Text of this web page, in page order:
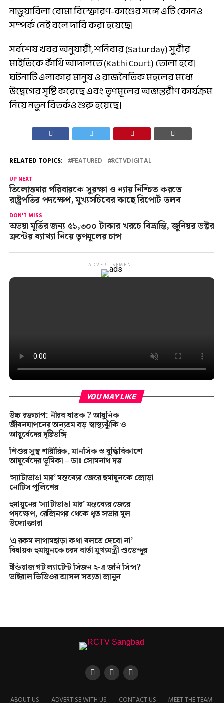
নাড়ুয়াবিলা বোমা বিস্ফোরণ-কাণ্ডের সঙ্গে এটি কোনও
সম্পর্ক নেই বলে দাবি করা হয়েছে।
সর্বশেষ খবর অনুযায়ী, শনিবার (Saturday) সুবীর
মাইতিকে কাঁথি আদালতে (Kathi Court) তোলা হবে।
ঘটনাটি এলাকার মানুষ ও রাজনৈতিক মহলের মধ্যে
উদ্বেগের সৃষ্টি করেছে এবং তৃণমূলের অভ্যন্তরীণ কার্যক্রম
নিয়ে নতুন বিতর্কও শুরু হয়েছে।
RELATED TOPICS: FEATURED RCTVDIGITAL
UP NEXT
তিলোত্তমার পরিবারকে সুরক্ষা ও ন্যায় নিশ্চিত করতে
রাষ্ট্রপতির পদক্ষেপ, মুখ্যসচিবের কাছে রিপোর্ট তলব
DON'T MISS
অভয়া মূর্তির জন্য ৫১,৩০০ টাকার খরচে বিভ্রান্তি, জুনিয়র ডক্টর
ফ্রন্টের ব্যাখ্যা নিয়ে তৃণমূলের চাপ
ADVERTISEMENT
YOU MAY LIKE
উচ্চ রক্তচাপ: নীরব ঘাতক ? আধুনিক
জীবনযাপনের অন্যতম বড় স্বাস্থ্যঝুঁকি ও
আয়ুর্বেদের দৃষ্টিভঙ্গি
শিশুর সুস্থ শারীরিক, মানসিক ও বুদ্ধিবিকাশে
আয়ুর্বেদের ভূমিকা – ডাঃ সোমনাথ দত্ত
‘স্যাটাভাঙা মার’ মন্তব্যের জেরে হুমায়ুনকে জোড়া
নোটিস পুলিশের
হুমায়ুনের ‘স্যাটাভাঙা মার’ মন্তব্যের জেরে
পদক্ষেপ, রেজিনগর থেকে ধৃত সভার মূল
উদ্যোক্তারা
‘এ রকম লাগামছাড়া কথা বলতে দেবো না’
বিধায়ক হুমায়ুনকে চরম বার্তা মুখ্যমন্ত্রী শুভেন্দুর
ইন্ডিয়াজ গট ল্যাটেন্ট সিজন ২-এ জনি সিন্স?
ভাইরাল ভিডিওর আসল সত্যতা জানুন
ABOUT US ADVERTISE WITH US CONTACT US MEET THE TEAM